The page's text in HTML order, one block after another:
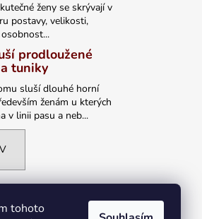
tohoto
ženy se skrývají v
postavy, velikosti,
prodloužené
tuniky
sluší dlouhé horní
ženám u kterých
v linii pasu a neb...